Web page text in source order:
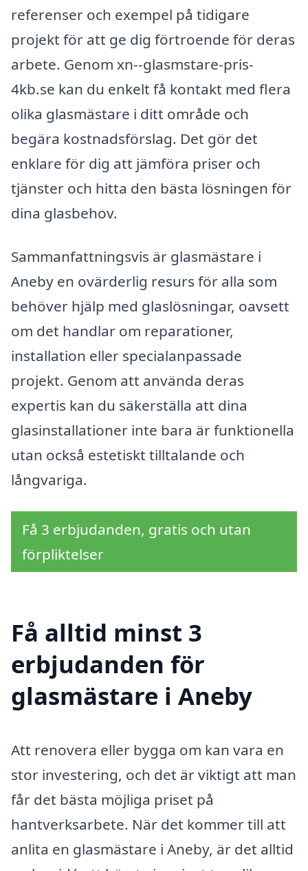
referenser och exempel på tidigare
projekt för att ge dig förtroende för deras
arbete. Genom xn--glasmstare-pris-
4kb.se kan du enkelt få kontakt med flera
olika glasmästare i ditt område och
begära kostnadsförslag. Det gör det
enklare för dig att jämföra priser och
tjänster och hitta den bästa lösningen för
dina glasbehov.
Sammanfattningsvis är glasmästare i
Aneby en ovärderlig resurs för alla som
behöver hjälp med glaslösningar, oavsett
om det handlar om reparationer,
installation eller specialanpassade
projekt. Genom att använda deras
expertis kan du säkerställa att dina
glasinstallationer inte bara är funktionella
utan också estetiskt tilltalande och
långvariga.
Få 3 erbjudanden, gratis och utan
förpliktelser
Få alltid minst 3
erbjudanden för
glasmästare i Aneby
Att renovera eller bygga om kan vara en
stor investering, och det är viktigt att man
får det bästa möjliga priset på
hantverksarbete. När det kommer till att
anlita en glasmästare i Aneby, är det alltid